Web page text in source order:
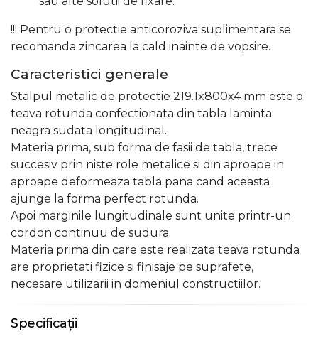
!!! Pentru o protectie anticoroziva suplimentara se
recomanda zincarea la cald inainte de vopsire.
Caracteristici generale
Stalpul metalic de protectie 219.1x800x4 mm este o
teava rotunda confectionata din tabla laminta
neagra sudata longitudinal.
Materia prima, sub forma de fasii de tabla, trece
succesiv prin niste role metalice si din aproape in
aproape deformeaza tabla pana cand aceasta
ajunge la forma perfect rotunda.
Apoi marginile lungitudinale sunt unite printr-un
cordon continuu de sudura.
Materia prima din care este realizata teava rotunda
are proprietati fizice si finisaje pe suprafete,
necesare utilizarii in domeniul constructiilor.
Specificații